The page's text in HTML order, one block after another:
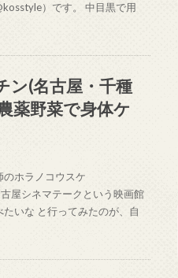
）です。 中目黒で用
ン(名古屋・千種
薬野菜で身体ケ
ホラノコウスケ
屋シネマテークという映画館
いな と行ってみたのが、自